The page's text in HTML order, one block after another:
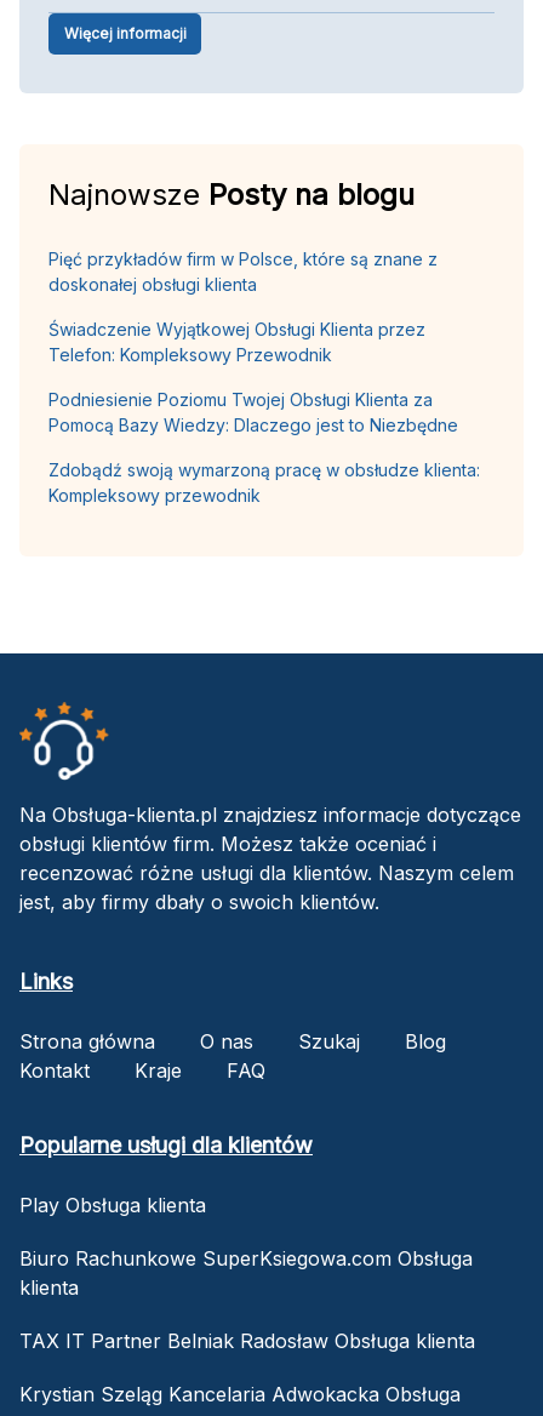
Więcej informacji
Najnowsze Posty na blogu
Pięć przykładów firm w Polsce, które są znane z
doskonałej obsługi klienta
Świadczenie Wyjątkowej Obsługi Klienta przez
Telefon: Kompleksowy Przewodnik
Podniesienie Poziomu Twojej Obsługi Klienta za
Pomocą Bazy Wiedzy: Dlaczego jest to Niezbędne
Zdobądź swoją wymarzoną pracę w obsłudze klienta:
Kompleksowy przewodnik
Na Obsługa-klienta.pl znajdziesz informacje dotyczące
obsługi klientów firm. Możesz także oceniać i
recenzować różne usługi dla klientów. Naszym celem
jest, aby firmy dbały o swoich klientów.
Links
Strona główna O nas Szukaj
Blog
Kontakt
Kraje FAQ
Popularne usługi dla klientów
Play Obsługa klienta
Biuro Rachunkowe SuperKsiegowa.com Obsługa
klienta
TAX IT Partner Belniak Radosław Obsługa klienta
Krystian Szeląg Kancelaria Adwokacka Obsługa